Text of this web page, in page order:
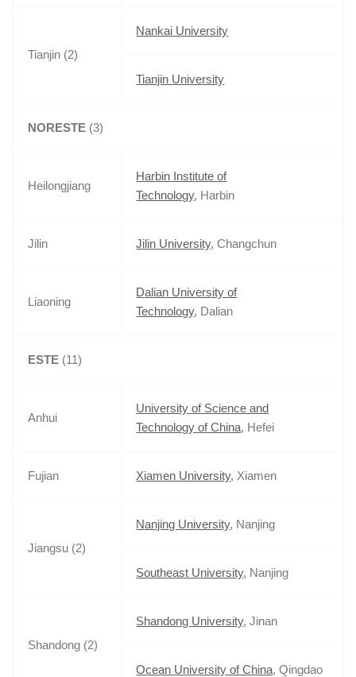
Tianjin (2)
Nankai University
Tianjin University
NORESTE (3)
Heilongjiang
Harbin Institute of
Technology, Harbin
Jilin Jilin University, Changchun
Liaoning
Dalian University of
Technology, Dalian
ESTE (11)
Anhui
University of Science and
Technology of China, Hefei
Fujian Xiamen University, Xiamen
Jiangsu (2)
Nanjing University, Nanjing
Southeast University, Nanjing
Shandong (2)
Shandong University, Jinan
Ocean University of China, Qingdao